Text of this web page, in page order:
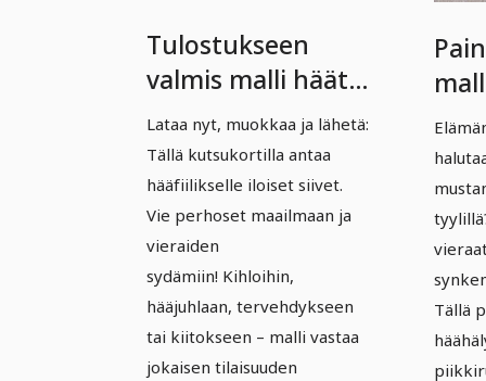
Tulostukseen
valmis malli häät
kutsuun - Versio
15
Lataa nyt, muokkaa ja lähetä:
Tällä kutsukortilla antaa
hääfiilikselle iloiset siivet.
Vie perhoset maailmaan ja
vieraiden
sydämiin! Kihloihin,
hääjuhlaan, tervehdykseen
tai kiitokseen – malli vastaa
jokaisen tilaisuuden
–
Tällä